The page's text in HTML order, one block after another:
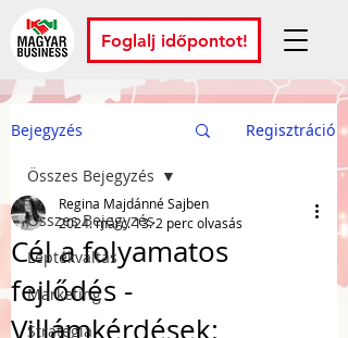
Foglalj időpontot!
Bejegyzés Regisztráció
Összes Bejegyzés
Léptékváltás
Marketing
Stratégia
Összes Bejegyzés
Cél a folyamatos
fejlődés -
Villámkérdések:
Regina Majdánné Sajben
2024. márc. 13. 2 perc olvasás